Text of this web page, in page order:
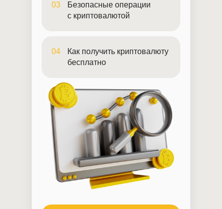
03
Безопасные операции
с криптовалютой
04
Как получить криптовалюту
бесплатно